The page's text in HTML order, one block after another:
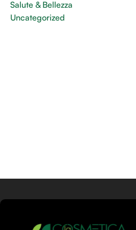
Salute & Bellezza
Uncategorized